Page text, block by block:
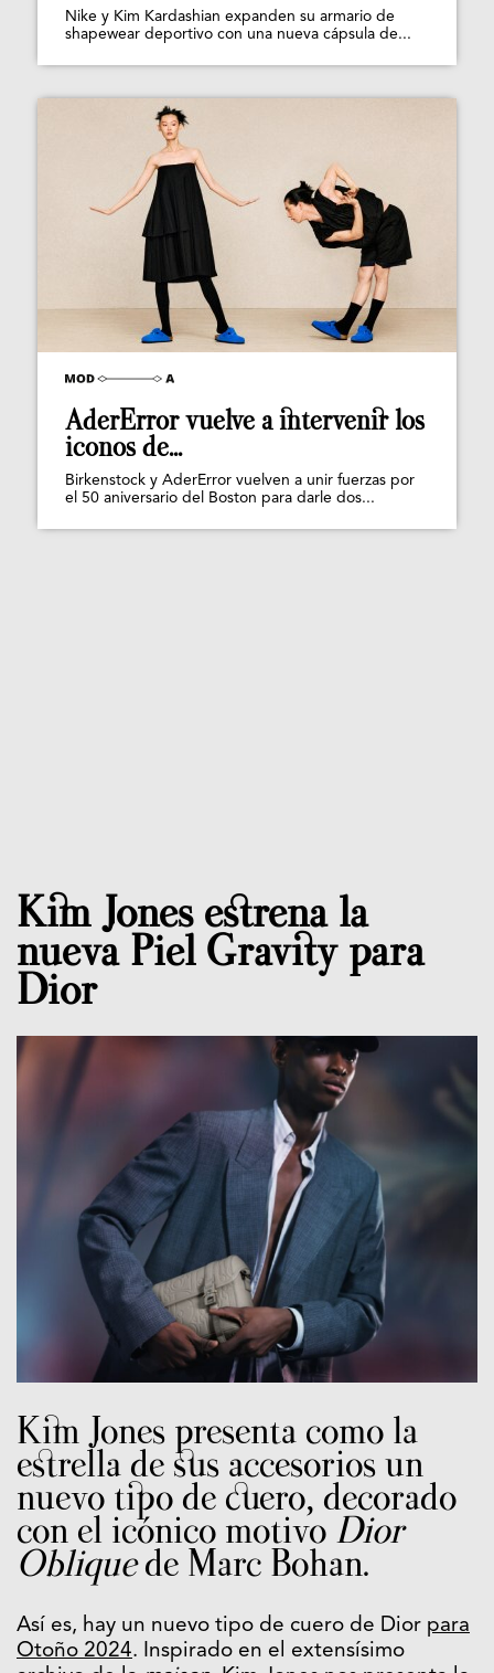
Nike y Kim Kardashian expanden su armario de
shapewear deportivo con una nueva cápsula de...
AderError vuelve a intervenir los
iconos de...
Birkenstock y AderError vuelven a unir fuerzas por
el 50 aniversario del Boston para darle dos...
Kim Jones estrena la
nueva Piel Gravity para
Dior
Kim Jones presenta como la
estrella de sus accesorios un
nuevo tipo de cuero, decorado
con el icónico motivo Dior
Obliquede Marc Bohan.
Así es, hay un nuevo tipo de cuero de Dior para
Otoño 2024. Inspirado en el extensísimo